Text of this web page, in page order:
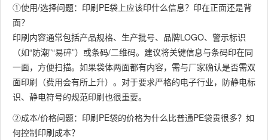
①使用/选择问题：印刷PE袋上应该印什么信息？印在正面还是背
面？
印刷内容通常包括产品规格、生产批号、品牌LOGO、警示标识
（如“防潮”“易碎”）或条码/二维码。建议将关键信息与条码印在同
一面，方便扫描。如果袋体两面都有内容，需与厂家确认是否需双
面印刷（费用会有所上升）。对于要求严格的电子行业，防静电标
识、静电符号的规范印刷也很重要。
②成本/价格问题：印刷PE袋的价格为什么比普通PE袋贵很多？如
何控制印刷成本？